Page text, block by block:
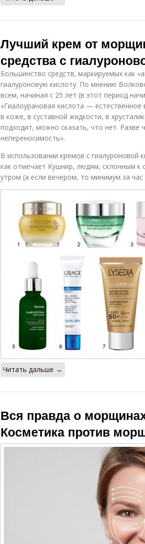
Лучший крем от
средства с
Большинство средств, маркируемых как
гиалуроновую кислоту. По мнению
всем, начиная с 25 лет (в этот период
«Гиалоурановая кислота —
в коже, в суставной жидкости, в
подходит, можно сказать, что нет.
непереносимость».
В использовании кремов с гиалуроновой
как отмечает Кушнир, людям, склонным к
утром (а если вечером, то минимум за час
Читать дальше →
Вся правда о
Косметика против